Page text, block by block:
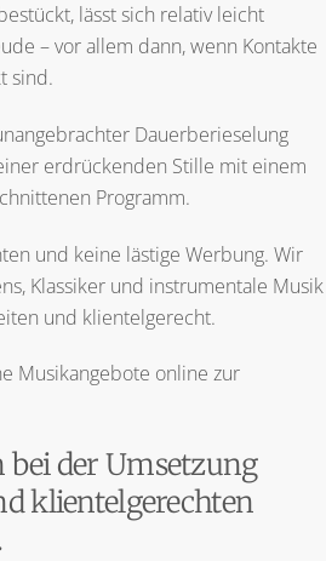
lässt sich relativ leicht
– vor allem dann, wenn Kontakte
sind.
Dauerberieselung
erdrückenden Stille mit einem
Programm.
und keine lästige Werbung. Wir
Klassiker und instrumentale Musik
und klientelgerecht.
Musikangebote online zur
der Umsetzung
klientelgerechten